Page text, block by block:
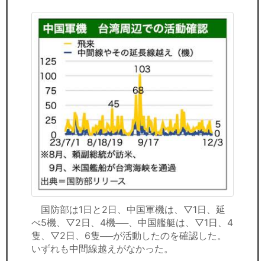
国防部は1日と2日、中国軍機は、▽1日、延
べ5機、▽2日、4機──、中国艦艇は、▽1日、4
隻、▽2日、6隻──が活動したのを確認した。
いずれも中間線越えがなかった。